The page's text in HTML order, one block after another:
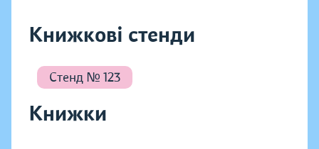
Книжкові стенди
Стенд № 123
Книжки